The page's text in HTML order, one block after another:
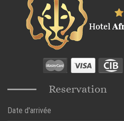
Reservation